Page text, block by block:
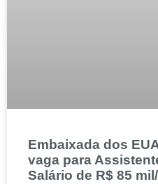
Embaixada dos
vaga para
Salário de R$ 85